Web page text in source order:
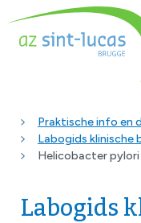
Praktische info en
Labogids klinische
Helicobacter
Labogids